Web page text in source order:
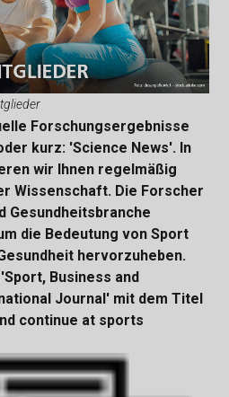
Forschungsergebnisse
kurz: 'Science News'. In
wir Ihnen regelmäßig
Wissenschaft. Die Forscher
Gesundheitsbranche
die Bedeutung von Sport
hervorzuheben.
Business and
Journal' mit dem Titel
continue at sports